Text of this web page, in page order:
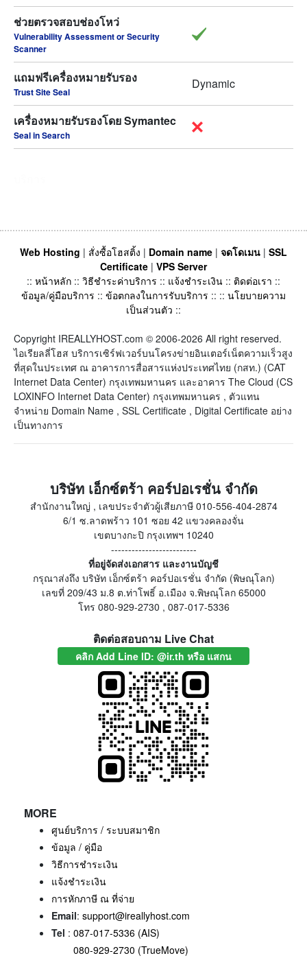
ช่วยตรวจสอบช่องโหว่
Vulnerability Assessment or Security
Scanner
แถมฟรีเครื่องหมายรับรอง
Trust Site Seal
Dynamic
เครื่องหมายรับรองโดย Symantec
Seal in Search
Web Hosting | สั่งซื้อโฮสติ้ง | Domain name | จดโดเมน | SSL
Certificate | VPS Server
:: หน้าหลัก :: วิธีชำระค่าบริการ :: แจ้งชำระเงิน :: ติดต่อเรา ::
ข้อมูล/คู่มือบริการ :: ข้อตกลงในการรับบริการ :: :: นโยบายความ
เป็นส่วนตัว ::
Copyright IREALLYHOST.com © 2006-2026 All right reserved.
ไอเรียลลี่โฮส บริการเซิร์ฟเวอร์บนโครงข่ายอินเตอร์เน็ตความเร็วสูง
ที่สุดในประเทศ ณ อาคารการสื่อสารแห่งประเทศไทย (กสท.) (CAT
Internet Data Center) กรุงเทพมหานคร และอาคาร The Cloud (CS
LOXINFO Internet Data Center) กรุงเทพมหานคร , ตัวแทน
จำหน่าย Domain Name , SSL Certificate , Digital Certificate อย่าง
เป็นทางการ
บริษัท เอ็กซ์ตร้า คอร์ปอเรชั่น จำกัด
สำนักงานใหญ่ , เลขประจำตัวผู้เสียภาษี 010-556-404-2874
6/1 ซ.ลาดพร้าว 101 ซอย 42 แขวงคลองจั่น
เขตบางกะปิ กรุงเทพฯ 10240
-------------------------
ที่อยู่จัดส่งเอกสาร และงานบัญชี
กรุณาส่งถึง บริษัท เอ็กซ์ตร้า คอร์ปอเรชั่น จำกัด (พิษณุโลก)
เลขที่ 209/43 ม.8 ต.ท่าโพธิ์ อ.เมือง จ.พิษณุโลก 65000
โทร 080-929-2730 , 087-017-5336
ติดต่อสอบถาม Live Chat
คลิก Add Line ID: @ir.th หรือ แสกน
MORE
ศูนย์บริการ / ระบบสมาชิก
ข้อมูล / คู่มือ
วิธีการชำระเงิน
แจ้งชำระเงิน
การหักภาษี ณ ที่จ่าย
Email: support@ireallyhost.com
Tel : 087-017-5336 (AIS)
080-929-2730 (TrueMove)